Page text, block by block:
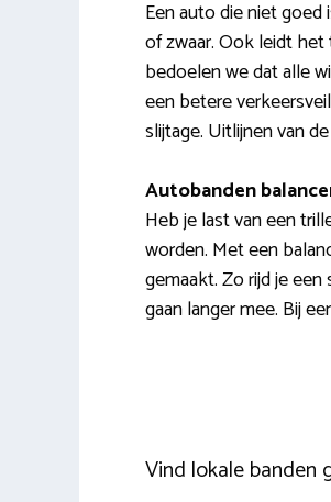
Een auto die niet
of zwaar. Ook leidt
bedoelen we dat alle
een betere
slijtage. Uitlijnen van
Autobanden
Heb je last van een
worden. Met een
gemaakt. Zo rijd je
gaan langer mee. Bij
Vind lokale banden